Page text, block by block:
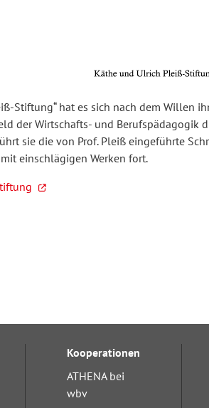
Stiftung“ hat es sich nach dem Willen
der Wirtschafts- und Berufspädagogik
sie die von Prof. Pleiß eingeführte
einschlägigen Werken fort.
Kooperationen
ATHENA bei
wbv